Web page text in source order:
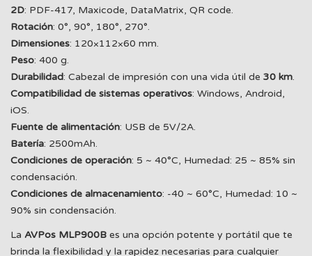
2D: PDF-417, Maxicode, DataMatrix, QR code.
Rotación: 0°, 90°, 180°, 270°.
Dimensiones: 120×112×60 mm.
Peso: 400 g.
Durabilidad: Cabezal de impresión con una vida útil de 30 km.
Compatibilidad de sistemas operativos: Windows, Android,
iOS.
Fuente de alimentación: USB de 5V/2A.
Batería: 2500mAh.
Condiciones de operación: 5 ~ 40°C, Humedad: 25 ~ 85% sin
condensación.
Condiciones de almacenamiento: -40 ~ 60°C, Humedad: 10 ~
90% sin condensación.
La AVPos MLP900B es una opción potente y portátil que te
brinda la flexibilidad y la rapidez necesarias para cualquier